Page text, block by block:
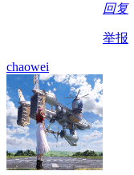
回复
举报
chaowei